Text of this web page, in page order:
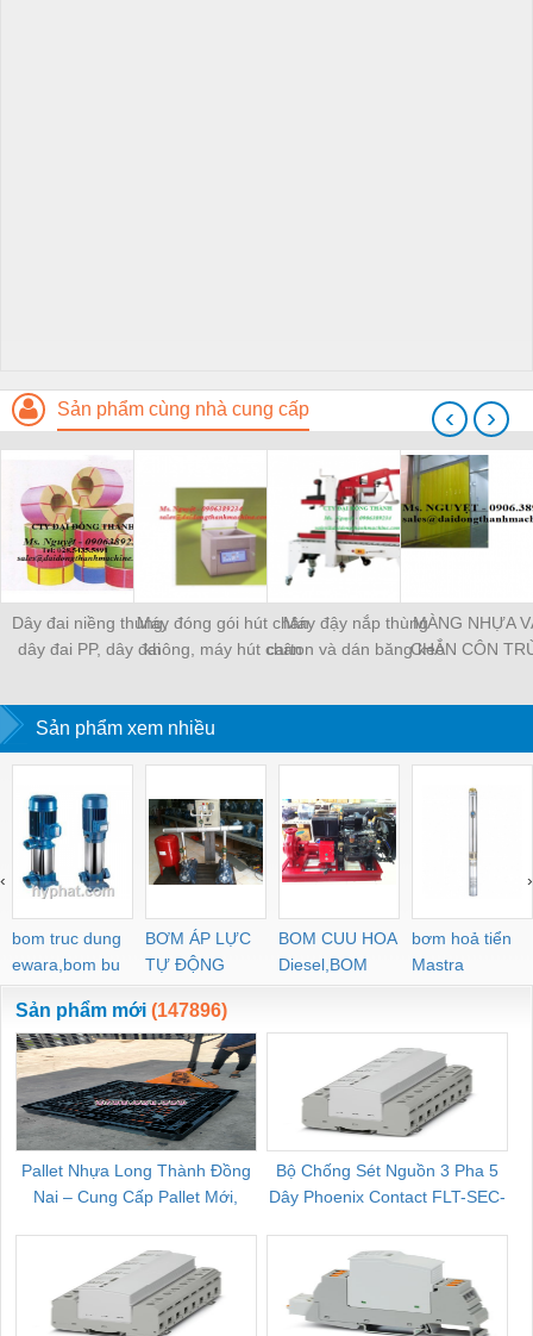
Sản phẩm cùng nhà cung cấp
Dây đai niềng thùng,
dây đai PP, dây đai
Máy đóng gói hút chân
không, máy hút chân
Máy đậy nắp thùng
carton và dán băng keo
MÀNG NHỰA
CHẮN CÔN
KHO LẠNH,
‹ ›
Sản phẩm xem nhiều
bom truc dung
ewara,bom bu
ewara
BƠM ÁP LỰC
TỰ ĐỘNG
BOM CUU HOA
Diesel,BOM
CHUA CHAY
bơm hoả tiển
Mastra
‹ ›
Sản phẩm mới (147896)
Pallet Nhựa Long Thành Đồng
Nai – Cung Cấp Pallet Mới,
Bộ Chống Sét Nguồn 3 Pha 5
Dây Phoenix Contact FLT-SEC-